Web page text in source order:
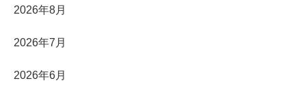
2026年8月
2026年7月
2026年6月